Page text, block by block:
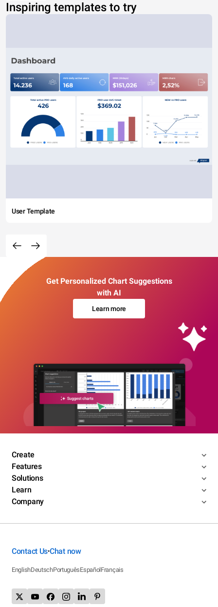
Inspiring templates to try
User Template
Get Personalized Chart Suggestions
with AI
Learn more
Create
Features
Solutions
Learn
Company
Contact Us•Chat now
EnglishDeutschPortuguêsEspañolFrançais